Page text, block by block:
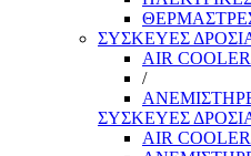
ΣΥΣΚΕΥΕΣ
AIR COOLER
/
ΣΥΣΚΕΥΕΣ
AIR COOLER